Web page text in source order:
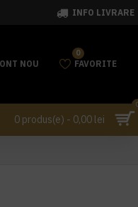
INFO LIVRARE
NOU FAVORITE
0
0 produs(e) - 0,00 lei